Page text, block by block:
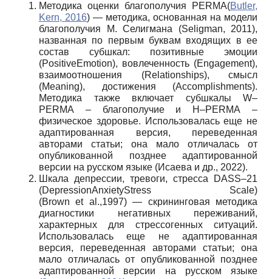
Методика оценки благополучия PERMA(Butler,
Kern, 2016) — методика, основанная на модели
благополучия М. Селигмана (Seligman, 2011),
названная по первым буквам входящих в ее
состав субшкал: позитивные эмоции
(PositiveEmotion), вовлеченность (Engagement),
взаимоотношения (Relationships), смысл
(Meaning), достижения (Accomplishments).
Методика также включает субшкалы W–
PERMA – благополучие и H–PERMA –
физическое здоровье. Использовалась еще не
адаптированная версия, переведенная
авторами статьи; она мало отличалась от
опубликованной позднее адаптированной
версии на русском языке (Исаева и др., 2022).
Шкала депрессии, тревоги, стресса DASS–21
(DepressionAnxietyStress Scale)
(Brown et al.,1997) — скрининговая методика
диагностики негативных переживаний,
характерных для стрессогенных ситуаций.
Использовалась еще не адаптированная
версия, переведенная авторами статьи; она
мало отличалась от опубликованной позднее
адаптированной версии на русском языке